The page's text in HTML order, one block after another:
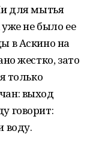
для мытья
не было ее
в Аскино на
жестко, зато
только
выход
говорит:
воду.